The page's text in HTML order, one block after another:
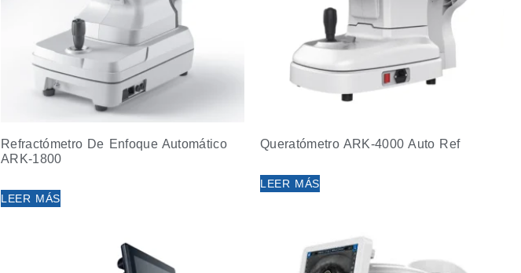
Refractómetro De Enfoque Automático
ARK-1800
LEER MÁS
Queratómetro ARK-4000 Auto Ref
LEER MÁS